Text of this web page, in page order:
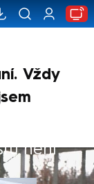
Vždy
není